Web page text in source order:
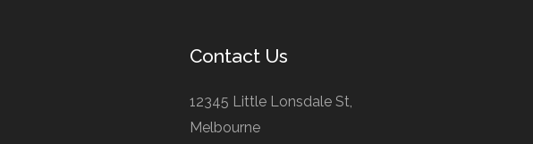
Contact Us
12345 Little Lonsdale St,
Melbourne